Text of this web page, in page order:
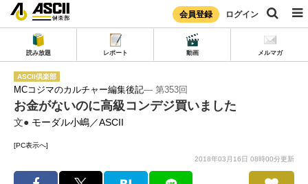
会員登録 ログイン
読み放題 レポート 動画 メルマガ
ASCII倶楽部
MCコジマのカルチャー編集後記― 第353回
お金がないのに高級コンデジ買いました
文● モーダル小嶋／ASCII
[PC表示へ]
2018年03月16日 08時00分更新